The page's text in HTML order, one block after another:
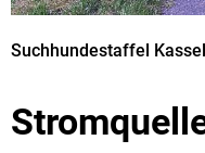
Suchhundestaffel